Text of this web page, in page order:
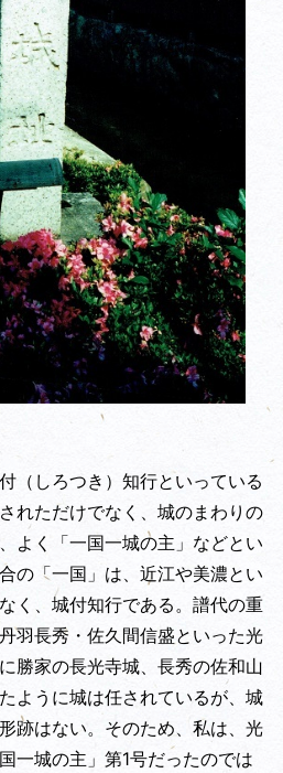
（しろつき）知行といっている
れただけでなく、城のまわりの
よく「一国一城の主」などとい
の「一国」は、近江や美濃とい
く、城付知行である。譜代の重
羽長秀・佐久間信盛といった光
勝家の長光寺城、長秀の佐和山
ように城は任されているが、城
跡はない。そのため、私は、光
一城の主」第1号だったのでは